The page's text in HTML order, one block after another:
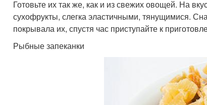
Готовьте их так же, как и из свежих овощей. На
сухофрукты, слегка эластичными, тянущимися.
покрывала их, спустя час приступайте к
Рыбные запеканки